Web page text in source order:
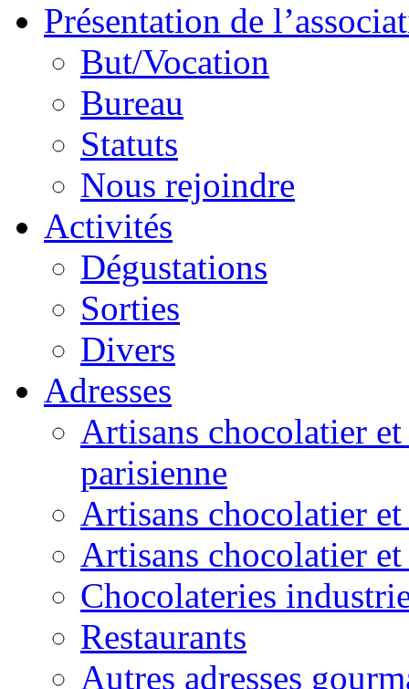
Présentation de
But/Vocation
Bureau
Statuts
Nous rejoindre
Activités
Dégustations
Sorties
Divers
Adresses
Artisans chocolatier
parisienne
Artisans chocolatier
Artisans chocolatier
Chocolateries
Restaurants
Autres adresses